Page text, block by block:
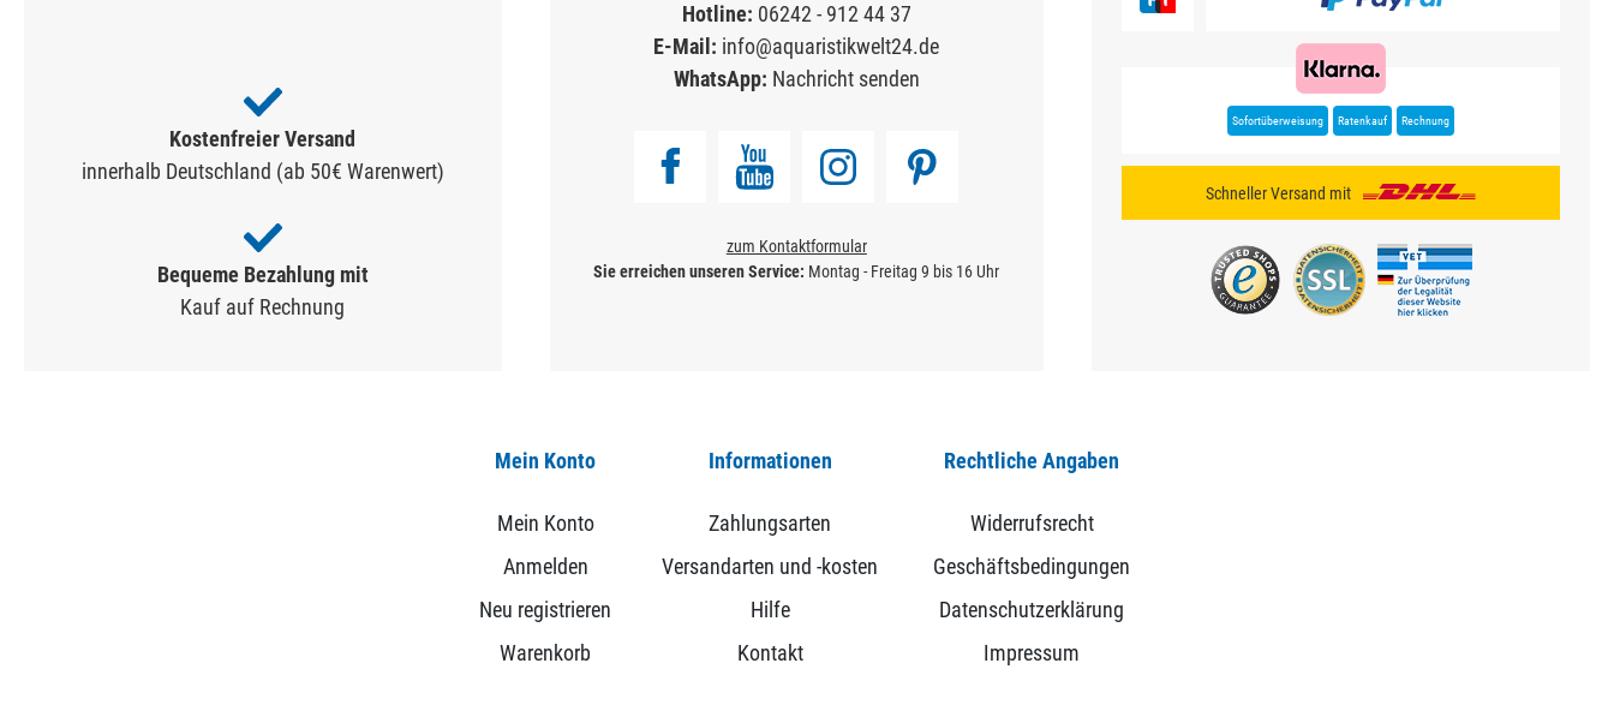
Kostenfreier Versand
innerhalb Deutschland (ab 50€ Warenwert)
Bequeme Bezahlung mit
Kauf auf Rechnung
Hotline: 06242 - 912 44 37
E-Mail: info@aquaristikwelt24.de
WhatsApp: Nachricht senden
zum Kontaktformular
Sie erreichen unseren Service: Montag - Freitag 9 bis 16 Uhr
Sofortüberweisung Ratenkauf Rechnung
Schneller Versand mit
Mein Konto
Mein Konto
Anmelden
Neu registrieren
Warenkorb
Informationen
Zahlungsarten
Versandarten und -kosten
Hilfe
Kontakt
Rechtliche Angaben
Widerrufsrecht
Geschäftsbedingungen
Datenschutzerklärung
Impressum